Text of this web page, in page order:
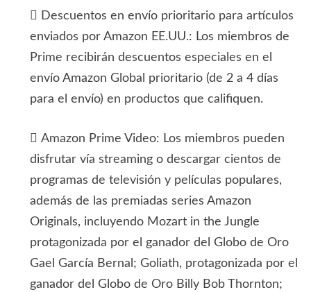
 Descuentos en envío prioritario para artículos
enviados por Amazon EE.UU.: Los miembros de
Prime recibirán descuentos especiales en el
envío Amazon Global prioritario (de 2 a 4 días
para el envío) en productos que califiquen.
 Amazon Prime Video: Los miembros pueden
disfrutar vía streaming o descargar cientos de
programas de televisión y películas populares,
además de las premiadas series Amazon
Originals, incluyendo Mozart in the Jungle
protagonizada por el ganador del Globo de Oro
Gael García Bernal; Goliath, protagonizada por el
ganador del Globo de Oro Billy Bob Thornton;